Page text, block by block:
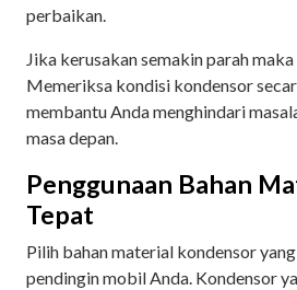
perbaikan.
Jika kerusakan semakin parah
Memeriksa kondisi kondensor
membantu Anda menghindari
masa depan.
Penggunaan Bahan
Tepat
Pilih bahan material kondensor
pendingin mobil Anda. Kondensor